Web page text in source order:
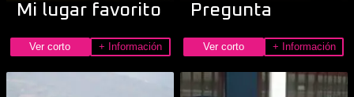
Mi lugar favorito
Ver corto + Información
Pregunta
Ver corto + Información